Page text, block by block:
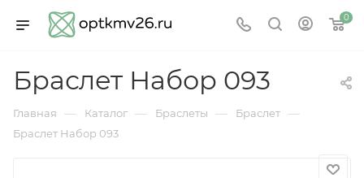
0
Браслет Набор 093
Главная — Каталог — Браслеты — Браслет —
Браслет Набор 093